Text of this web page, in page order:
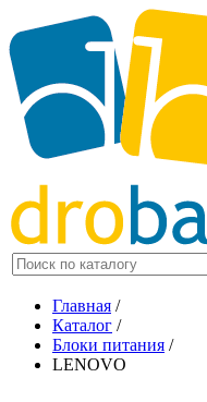
Главная /
Каталог /
Блоки питания /
LENOVO